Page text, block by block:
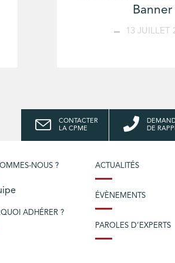
Banner
13 JUILLET
CONTACTER
LA CPME
DE
NOUS ?
ADHÉRER ?
ACTUALITÉS
ÉVÈNEMENTS
PAROLES D’EXPERTS